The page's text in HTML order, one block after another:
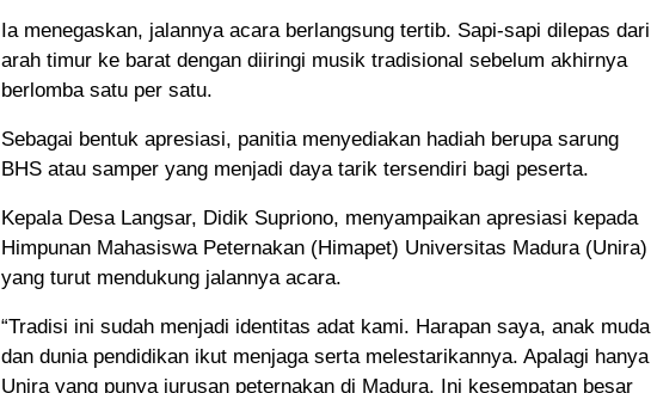
Ia menegaskan, jalannya acara berlangsung tertib. Sapi-sapi dilepas dari
arah timur ke barat dengan diiringi musik tradisional sebelum akhirnya
berlomba satu per satu.
Sebagai bentuk apresiasi, panitia menyediakan hadiah berupa sarung
BHS atau samper yang menjadi daya tarik tersendiri bagi peserta.
Kepala Desa Langsar, Didik Supriono, menyampaikan apresiasi kepada
Himpunan Mahasiswa Peternakan (Himapet) Universitas Madura (Unira)
yang turut mendukung jalannya acara.
“Tradisi ini sudah menjadi identitas adat kami. Harapan saya, anak muda
dan dunia pendidikan ikut menjaga serta melestarikannya. Apalagi hanya
Unira yang punya jurusan peternakan di Madura. Ini kesempatan besar